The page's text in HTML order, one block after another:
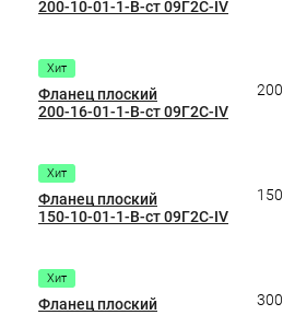
200-10-01-1-B-ст 09Г2С-IV
Хит
Фланец плоский
200-16-01-1-B-ст 09Г2С-IV
200
Хит
Фланец плоский
150-10-01-1-B-ст 09Г2С-IV
150
Хит
Фланец плоский
300